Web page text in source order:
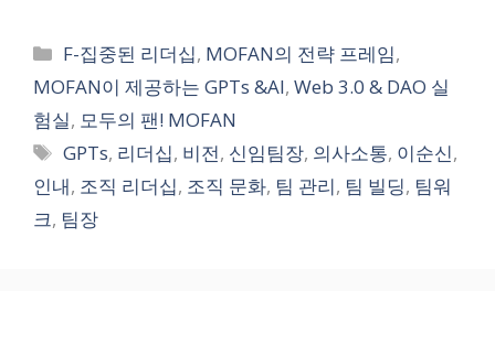
카
테
리
F-집중된 리더십, MOFAN의 전략 프레임,
MOFAN이 제공하는 GPTs &AI, Web 3.0 & DAO 실
험실, 모두의 팬! MOFAN
태
그
GPTs, 리더십, 비전, 신임팀장, 의사소통, 이순신,
인내, 조직 리더십, 조직 문화, 팀 관리, 팀 빌딩, 팀워
크, 팀장